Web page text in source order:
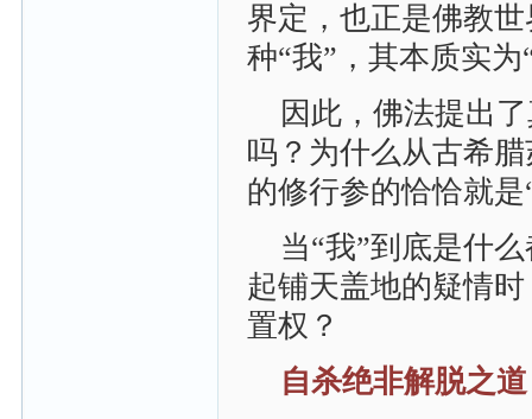
界定，也正是佛教
种“我”，其本质实
因此，佛法提出
吗？为什么从古希
的修行参的恰恰就是
当“我”到底是什
起铺天盖地的疑情
置权？
自杀绝非解脱之